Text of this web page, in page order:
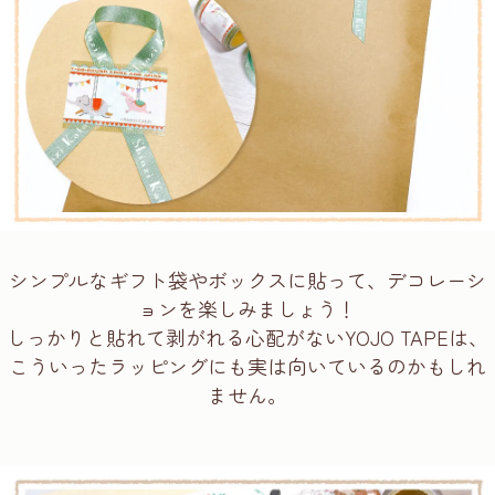
シンプルなギフト袋やボックスに貼って、デコレーシ
ョンを楽しみましょう！
しっかりと貼れて剥がれる心配がないYOJO TAPEは、
こういったラッピングにも実は向いているのかもしれ
ません。